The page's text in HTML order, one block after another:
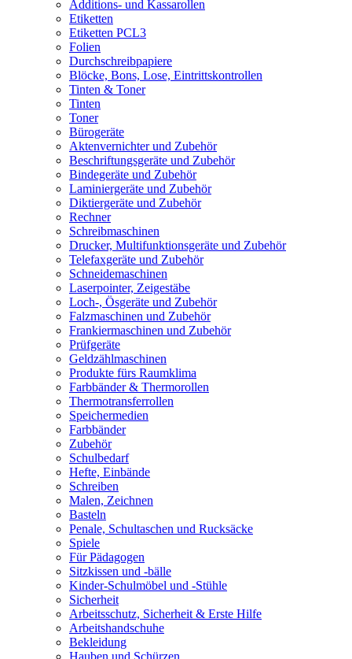
Additions- und Kassarollen
Etiketten
Etiketten PCL3
Folien
Durchschreibpapiere
Blöcke, Bons, Lose, Eintrittskontrollen
Tinten & Toner
Tinten
Toner
Bürogeräte
Aktenvernichter und Zubehör
Beschriftungsgeräte und Zubehör
Bindegeräte und Zubehör
Laminiergeräte und Zubehör
Diktiergeräte und Zubehör
Rechner
Schreibmaschinen
Drucker, Multifunktionsgeräte und Zubehör
Telefaxgeräte und Zubehör
Schneidemaschinen
Laserpointer, Zeigestäbe
Loch-, Ösgeräte und Zubehör
Falzmaschinen und Zubehör
Frankiermaschinen und Zubehör
Prüfgeräte
Geldzählmaschinen
Produkte fürs Raumklima
Farbbänder & Thermorollen
Thermotransferrollen
Speichermedien
Farbbänder
Zubehör
Schulbedarf
Hefte, Einbände
Schreiben
Malen, Zeichnen
Basteln
Penale, Schultaschen und Rucksäcke
Spiele
Für Pädagogen
Sitzkissen und -bälle
Kinder-Schulmöbel und -Stühle
Sicherheit
Arbeitsschutz, Sicherheit & Erste Hilfe
Arbeitshandschuhe
Bekleidung